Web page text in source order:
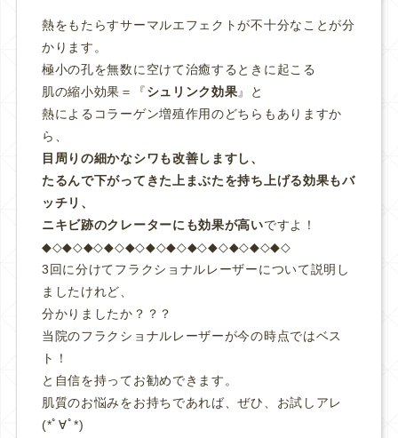
熱をもたらすサーマルエフェクトが不十分なことが分
かります。
極小の孔を無数に空けて治癒するときに起こる
肌の縮小効果＝『シュリンク効果』と
熱によるコラーゲン増殖作用のどちらもありますか
ら、
目周りの細かなシワも改善しますし、
たるんで下がってきた上まぶたを持ち上げる効果もバ
ッチリ、
ニキビ跡のクレーターにも効果が高いですよ！
◆◇◆◇◆◇◆◇◆◇◆◇◆◇◆◇◆◇◆◇◆◇◆◇
3回に分けてフラクショナルレーザーについて説明し
ましたけれど、
分かりましたか？？？
当院のフラクショナルレーザーが今の時点ではベス
ト！
と自信を持ってお勧めできます。
肌質のお悩みをお持ちであれば、ぜひ、お試しアレ
(*ﾟ∀ﾟ*)